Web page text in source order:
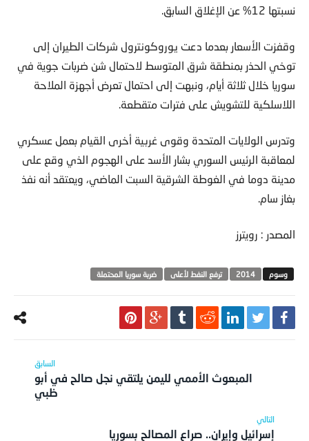
نسبتها 12% عن الإغلاق السابق.
وقفزت الأسعار بعدما دعت يوروكونترول شركات الطيران إلى
توخي الحذر بمنطقة شرق المتوسط لاحتمال شن ضربات جوية في
سوريا خلال ثلاثة أيام، ونبهت إلى احتمال تعرض أجهزة الملاحة
اللاسلكية للتشويش على فترات متقطعة.
وتدرس الولايات المتحدة وقوى غربية أخرى القيام بعمل عسكري
لمعاقبة الرئيس السوري بشار الأسد على الهجوم الذي وقع على
مدينة دوما في الغوطة الشرقية السبت الماضي، ويعتقد أنه نفذ
بغاز سام.
المصدر : رويترز
2014 ترفع النفط لأعلى ضربة سوريا المحتملة
المبعوث الأممي لليمن يلتقي نجل صالح في أبو
ظبي
إسرائيل وإيران.. صراع المصالح بسوريا